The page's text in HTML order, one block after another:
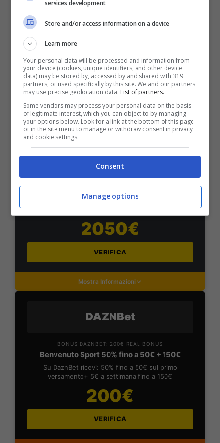
Bonus Benvenuto Sport: fino a 1.000€
1000€
VERIFICA
Mostra Informazioni
PlanetWin365
BONUS PLANETWIN365: FINO A 2050€
Planetwin365: 2050€ per sport e scommesse
in Bonus Scommesse + 100% fino a 50€ in Bonus
Sport
2050€
VERIFICA
Mostra Informazioni
DAZNBet
BONUS DAZNBET: 200€ REAL BONUS
Benvenuto Sport 50% fino a 50€ + 150€
Su DaznBet ricevi: 50% fino a 50€ sul primo
versamento+ 5€ a settimana fino a 150€
200€
VERIFICA
services development
Store and/or access information on a device
Learn more
Your personal data will be processed and information from
your device (cookies, unique identifiers, and other device
data) may be stored by, accessed by and shared with 319
partners, or used specifically by this site. We and our partners
may use precise geolocation data. List of partners.
Some vendors may process your personal data on the basis
of legitimate interest, which you can object to by managing
your options below. Look for a link at the bottom of this page
or in the site menu to manage or withdraw consent in privacy
and cookie settings.
Consent
Manage options